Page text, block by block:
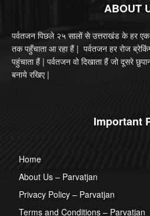
ABOUT
पर्वतजन पिछले २५ सालों से उत्तराखंड के हर
तक पहुँचाता आ रहा हैं | पर्वतजन हर रोज
पहुंचाता हैं | पर्वतजन वो दिखाता हैं जो दूसरे
बनाये रखिए |
Important
Home
About Us – Parvatjan
Privacy Policy – Parvatjan
Terms and Conditions – Parvatjan